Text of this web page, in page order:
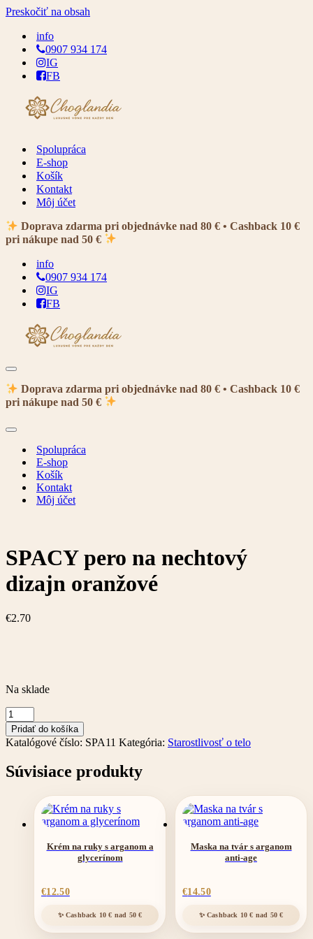
Preskočiť na obsah
info
0907 934 174
IG
FB
Spolupráca
E-shop
Košík
Kontakt
Môj účet
Doprava zdarma pri objednávke nad 80 € • Cashback 10 €
pri nákupe nad 50 €
info
0907 934 174
IG
FB
Menu
navigácie
Doprava zdarma pri objednávke nad 80 € • Cashback 10 €
pri nákupe nad 50 €
Menu
navigácieSpolupráca
E-shop
Košík
Kontakt
Môj účet
SPACY pero na nechtový
dizajn oranžové
€2.70
Na sklade
množstvo
SPACY
pero
na
nechtový
dizajn
Pridať do košíka
Katalógové číslo: SPA11 Kategória: Starostlivosť o telo
Súvisiace produkty
Krém na ruky s arganom a
glycerínom
€12.50
Maska na tvár s arganom
anti-age
€14.50